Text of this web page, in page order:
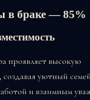
в браке — 85%
проявляет высокую
создавая уютный
и взаимным